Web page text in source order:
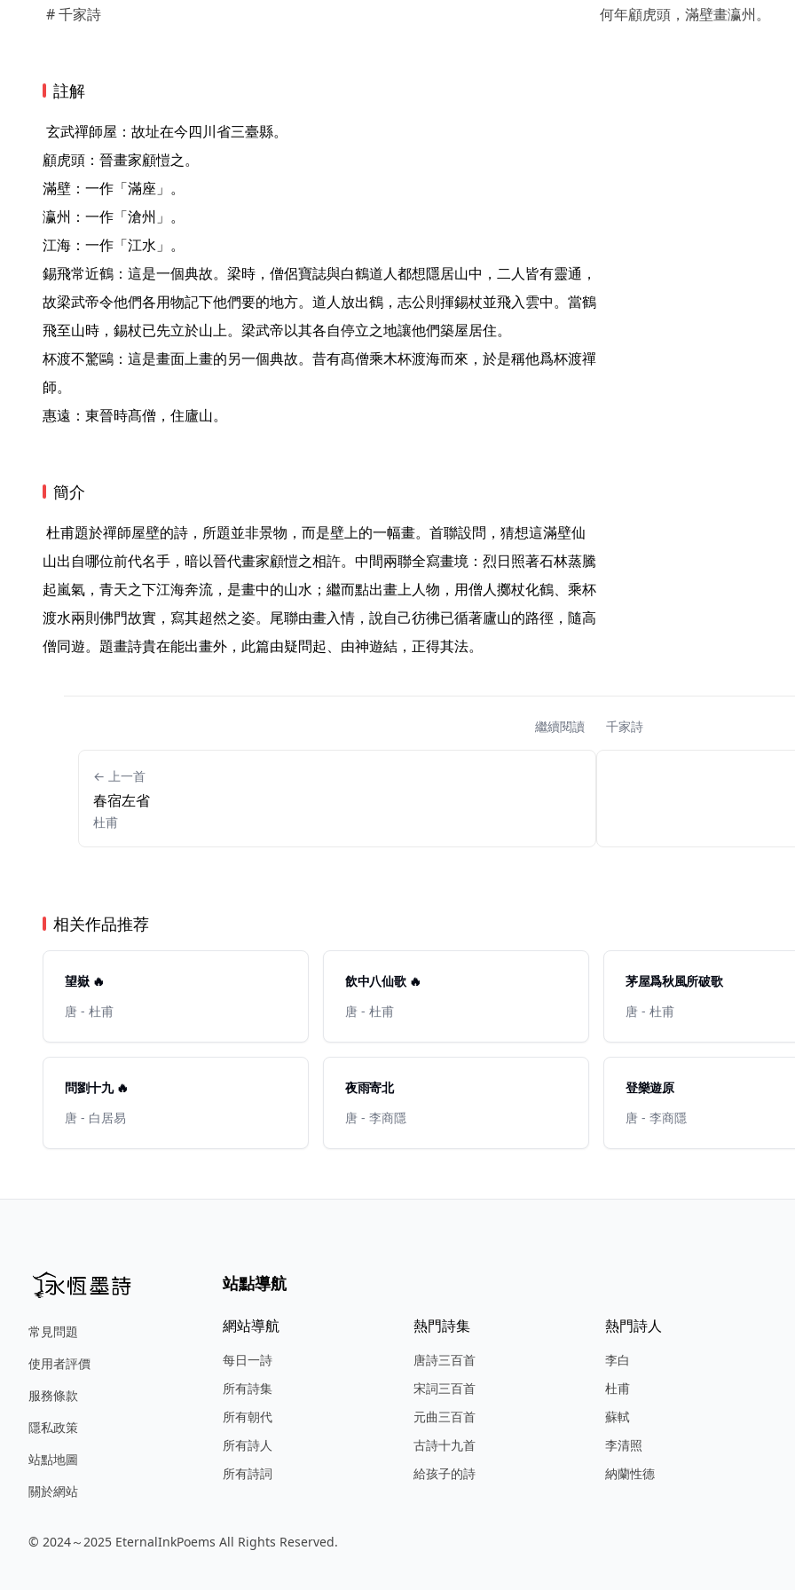
# 千家詩
註解
顧虎頭：晉畫家顧愷之。
滿壁：一作「滿座」。
瀛州：一作「滄州」。
江海：一作「江水」。
錫飛常近鶴：這是一個典故。梁時，僧侶寶誌與白鶴道人都想隱居山中，二人皆有靈通，
故梁武帝令他們各用物記下他們要的地方。道人放出鶴，志公則揮錫杖並飛入雲中。當鶴
飛至山時，錫杖已先立於山上。梁武帝以其各自停立之地讓他們築屋居住。
杯渡不驚鷗：這是畫面上畫的另一個典故。昔有髙僧乘木杯渡海而來，於是稱他爲杯渡禪
師。
惠遠：東晉時髙僧，住廬山。
簡介
山出自哪位前代名手，暗以晉代畫家顧愷之相許。中間兩聯全寫畫境：烈日照著石林蒸騰
起嵐氣，青天之下江海奔流，是畫中的山水；繼而點出畫上人物，用僧人擲杖化鶴、乘杯
渡水兩則佛門故實，寫其超然之姿。尾聯由畫入情，說自己彷彿已循著廬山的路徑，隨高
僧同遊。題畫詩貴在能出畫外，此篇由疑問起、由神遊結，正得其法。
何年顧虎頭，滿壁畫瀛州。
繼續閱讀 千家詩
← 上一首
春宿左省
杜甫
相关作品推荐
望嶽 🔥
唐 - 杜甫
飲中八仙歌 🔥
唐 - 杜甫
茅屋爲秋風所破歌
唐 - 杜甫
問劉十九 🔥
唐 - 白居易
夜雨寄北
唐 - 李商隱
登樂遊原
唐 - 李商隱
常見問題
使用者評價
服務條款
隱私政策
站點地圖
關於網站
站點導航
網站導航
每日一詩
所有詩集
所有朝代
所有詩人
所有詩詞
熱門詩集
唐詩三百首
宋詞三百首
元曲三百首
古詩十九首
給孩子的詩
熱門詩人
李白
杜甫
蘇軾
李清照
納蘭性德
© 2024～2025 EternalInkPoems All Rights Reserved.